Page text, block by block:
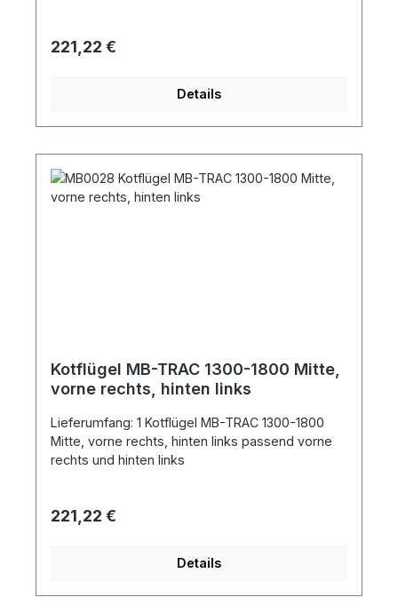
Regulärer Preis:
221,22 €
Details
Kotflügel MB-TRAC 1300-1800 Mitte,
vorne rechts, hinten links
Lieferumfang: 1 Kotflügel MB-TRAC 1300-1800
Mitte, vorne rechts, hinten links passend vorne
rechts und hinten links
Regulärer Preis:
221,22 €
Details